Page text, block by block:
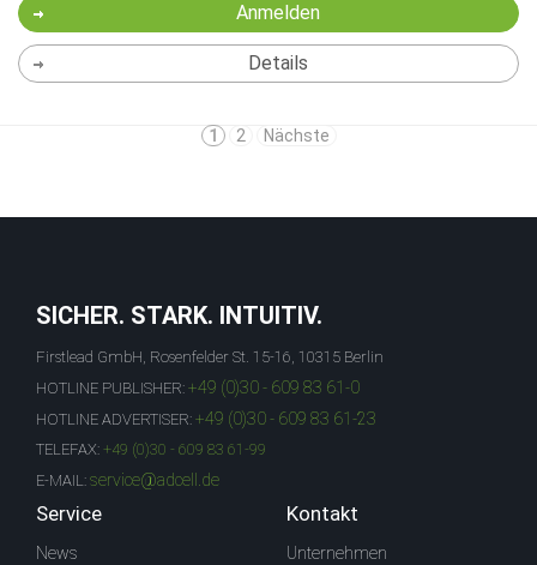
Anmelden
Details
1 2 Nächste
SICHER. STARK. INTUITIV.
Firstlead GmbH, Rosenfelder St. 15-16, 10315 Berlin
HOTLINE PUBLISHER: +49 (0)30 - 609 83 61-0
HOTLINE ADVERTISER: +49 (0)30 - 609 83 61-23
TELEFAX: +49 (0)30 - 609 83 61-99
E-MAIL: service@adcell.de
Service
News
Kontakt
Unternehmen